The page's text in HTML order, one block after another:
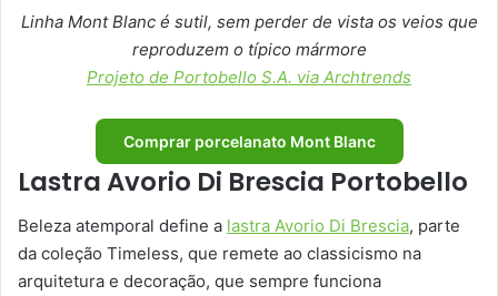
Linha Mont Blanc é sutil, sem perder de vista os veios que
reproduzem o típico mármore
Projeto de Portobello S.A. via Archtrends
Comprar porcelanato Mont Blanc
Lastra Avorio Di Brescia Portobello
Beleza atemporal define a lastra Avorio Di Brescia, parte
da coleção Timeless, que remete ao classicismo na
arquitetura e decoração, que sempre funciona